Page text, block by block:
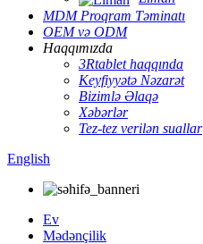
MDM Proqram Təminatı
OEM və ODM
Haqqımızda
3Rtablet haqqında
Keyfiyyətə Nəzarət
Bizimlə Əlaqə
Xəbərlər
Tez-tez verilən suallar
English
Ev
Mədənçilik